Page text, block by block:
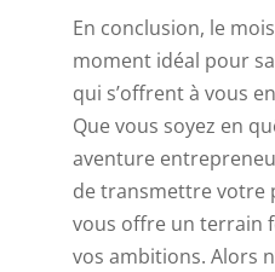
En conclusion, le
moment idéal pour
qui s’offrent à vous
Que vous soyez en
aventure
de transmettre votre
vous offre un terrain
vos ambitions. Alors